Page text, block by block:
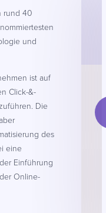
rund 40
und
ist auf
Click-&-
Die
des
eine
Einführung
Online-